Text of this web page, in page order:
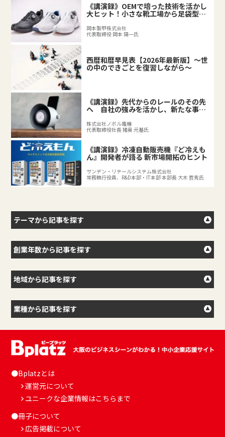
《講演録》OEMで培った技術を活かし
大ヒット！小さな靴工場から足袋型シ
ューズが誕生するまで
岡本製甲株式会社
代表取締役 岡本 陽一氏
西暦和暦早見表【2026年最新版】～世
の中のできごとを復習しながら～
《講演録》先代からのレールのその先
へ 自社の強みを活かし、新たな事業
株式会社ノボル電機
代表取締役社長 猪奥 元基氏
《講演録》冷凍自動販売機『ど冷えも
ん』開発者が語る 新市場開拓のヒント
サンデン・リテールシステム株式会社
常務執行役員、R&D本部・IT本部 本部長 大木 哲秀氏
テーマから記事を探す
創業年数から記事を探す
地域から記事を探す
業種から記事を探す
●Bplatzとは
運営元について
ユニークな企業情報はこちらまで
●冊子について
広告掲載について